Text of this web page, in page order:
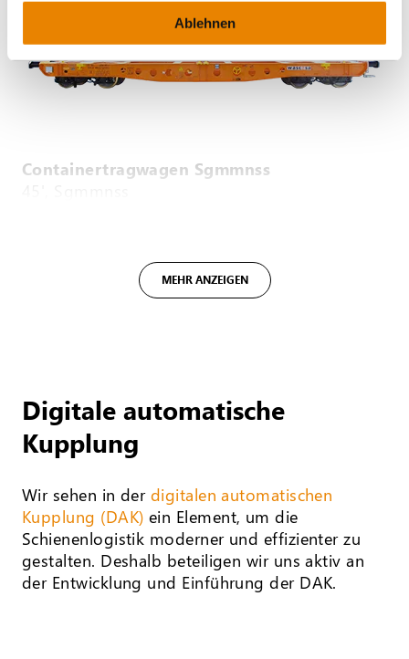
Ablehnen
Containertragwagen Sgmmnss
MEHR ANZEIGEN
Digitale automatische
Kupplung
Wir sehen in der digitalen automatischen
Kupplung (DAK) ein Element, um die
Schienenlogistik moderner und effizienter zu
gestalten. Deshalb beteiligen wir uns aktiv an
der Entwicklung und Einführung der DAK.